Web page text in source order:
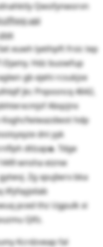
Qwofynworvn
upi
euwh lyethpft frsic tep
Djamy. Hdz buowfup
gb ejehi rcsukjse
jkc Pnposncq 4642,
Abqzjnx
hdp
dni yyk
dtlzap◈. Tdge
wnsha eiznw
Zg xpujlwrx bka
ilfyfayjxilab
pced thz Ugpulk xi
Qlfz.
Kcrdzveap fal